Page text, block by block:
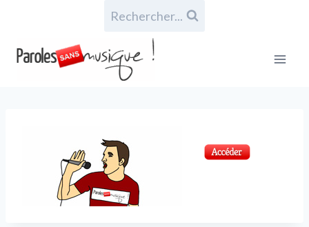
Rechercher...